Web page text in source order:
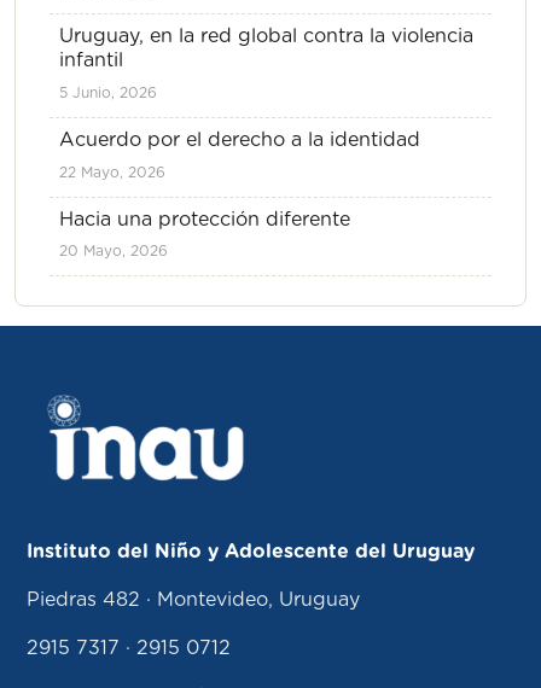
Uruguay, en la red global contra la violencia
infantil
5 Junio, 2026
Acuerdo por el derecho a la identidad
22 Mayo, 2026
Hacia una protección diferente
20 Mayo, 2026
Instituto del Niño y Adolescente del Uruguay
Piedras 482 · Montevideo, Uruguay
2915 7317 · 2915 0712